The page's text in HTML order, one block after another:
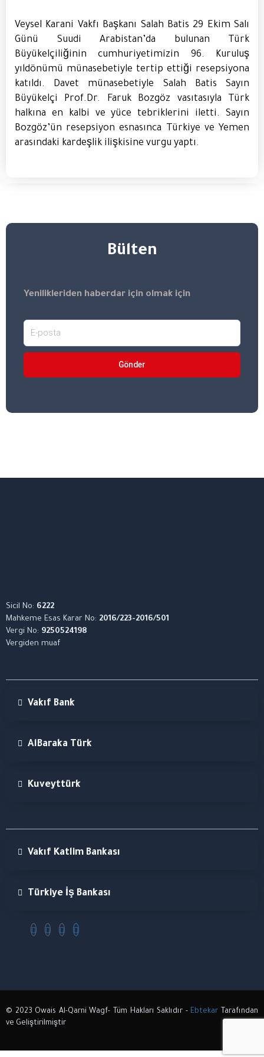
Veysel Karani Vakfı Başkanı Salah Batis 29 Ekim Salı
Günü Suudi Arabistan’da bulunan Türk
Büyükelçiliğinin cumhuriyetimizin 96. Kuruluş
yıldönümü münasebetiyle tertip ettiği resepsiyona
katıldı. Davet münasebetiyle Salah Batis Sayın
Büyükelçi Prof.Dr. Faruk Bozgöz vasıtasıyla Türk
halkına en kalbi ve yüce tebriklerini iletti. Sayın
Bozgöz’ün resepsiyon esnasınca Türkiye ve Yemen
arasındaki kardeşlik ilişkisine vurgu yaptı.
Bülten​
Yenilikleriden haberdar için olmak için
Gönder
Sicil No: 6222
Mahkeme Esas Karar No: 2016/223-2016/501
Vergi No: 9250524198
Vergiden muaf
Vakıf Bank
AlBaraka Türk
Kuveyttürk
Vakıf Katlim Bankası
Türkiye İş Bankası
© 2023 Owais Al-Qarni Wagf- Tüm Hakları Saklıdır - Ebtekar Tarafından
ve Geliştirilmiştir